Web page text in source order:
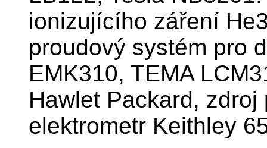
ionizujícího záření
proudový systém pro
EMK310, TEMA
Hawlet Packard,
elektrometr Keithley